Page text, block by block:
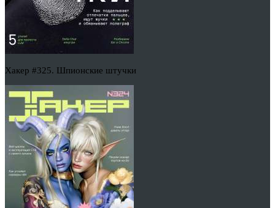
Хакер #325. Шпионские штучки